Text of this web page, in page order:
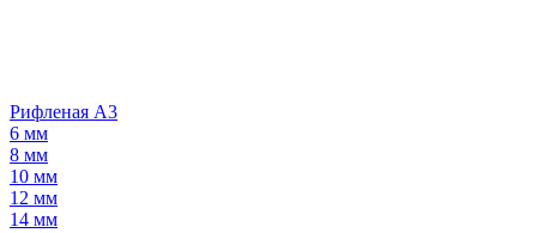
Рифленая А3
6 мм
8 мм
10 мм
12 мм
14 мм